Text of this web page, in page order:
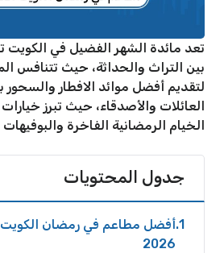
تعد مائدة الشهر الفضيل في الكويت
بين التراث والحداثة، حيث تتنافس
لتقديم أفضل موائد الافطار والسحور
العائلات والأصدقاء، حيث تبرز
الخيام الرمضانية الفاخرة والبوفيهات
جدول المحتويات
1 أفضل مطاعم في رمضان الكويت
2026